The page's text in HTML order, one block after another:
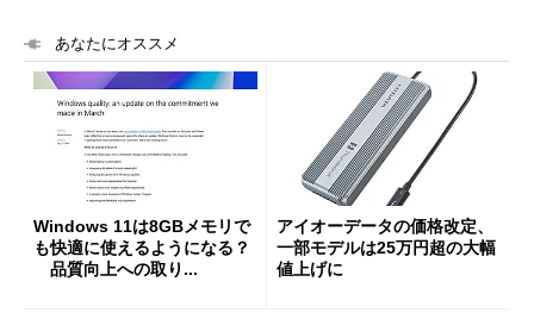
あなたにオススメ
Windows 11は8GBメモリで
も快適に使えるようになる？
品質向上への取り...
アイオーデータの価格改定、
一部モデルは25万円超の大幅
値上げに